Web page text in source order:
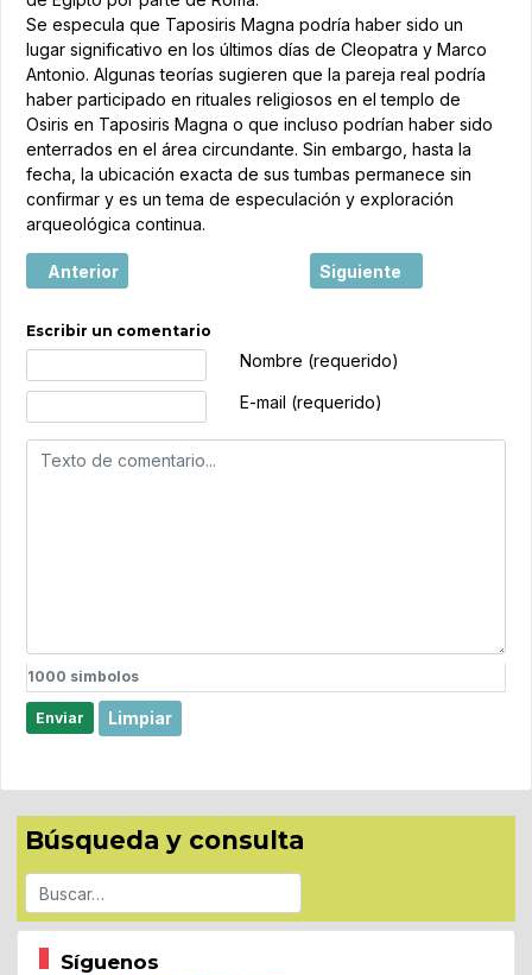
Se especula que Taposiris Magna podría haber sido un
lugar significativo en los últimos días de Cleopatra y Marco
Antonio. Algunas teorías sugieren que la pareja real podría
haber participado en rituales religiosos en el templo de
Osiris en Taposiris Magna o que incluso podrían haber sido
enterrados en el área circundante. Sin embargo, hasta la
fecha, la ubicación exacta de sus tumbas permanece sin
confirmar y es un tema de especulación y exploración
arqueológica continua.
Artículo anterior: Egipto : Un tesoro de cultura y aventura
Anterior Artículo siguiente: Este
Siguiente
Escribir un comentario
Nombre (requerido)
E-mail (requerido)
1000 simbolos
Enviar Limpiar
Búsqueda y consulta
Buscar
Síguenos